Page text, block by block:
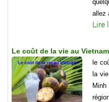
allez
Lire
Le coût de la vie au Vietnam
le
la